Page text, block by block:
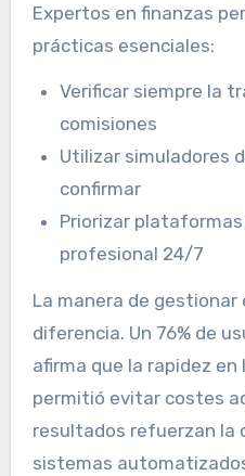
Expertos en finanzas
prácticas esenciales:
Verificar siempre la
comisiones
Utilizar simuladores
confirmar
Priorizar
profesional 24/7
La manera de gestionar
diferencia. Un 76% de
afirma que la rapidez en
permitió evitar costes
resultados refuerzan la
sistemas